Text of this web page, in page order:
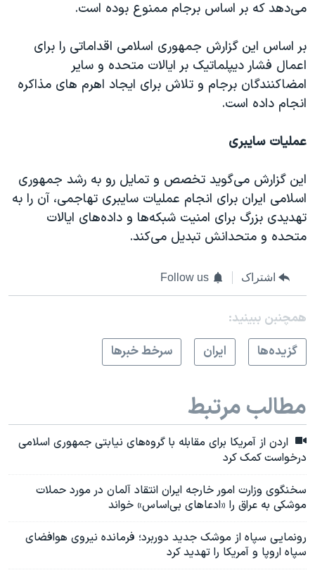
می‌دهد که بر اساس برجام ممنوع بوده است.
بر اساس این گزارش جمهوری اسلامی اقداماتی را برای
اعمال فشار دیپلماتیک بر ایالات متحده و سایر
امضاکنندگان برجام و تلاش برای ایجاد اهرم های مذاکره
انجام داده است.
عملیات سایبری
این گزارش می‌گوید تخصص و تمایل رو به رشد جمهوری
اسلامی ایران برای انجام عملیات سایبری تهاجمی، آن را به
تهدیدی بزرگ برای امنیت شبکه‌ها و داده‌های ایالات
متحده و متحدانش تبدیل می‌کند.
اشتراک Follow us
همچنبن ببینید:
گزيده‌ها
ايران سرخط خبرها
مطالب مرتبط
اردن از آمریکا برای مقابله با گروه‌های نیابتی جمهوری اسلامی
درخواست کمک کرد
سخنگوی وزارت امور خارجه ایران انتقاد آلمان در مورد حملات
موشکی به عراق را «ادعاهای بی‌اساس» خواند
رونمایی سپاه از موشک جدید دوربرد؛ فرمانده نیروی هوافضای
سپاه اروپا و آمریکا را تهدید کرد